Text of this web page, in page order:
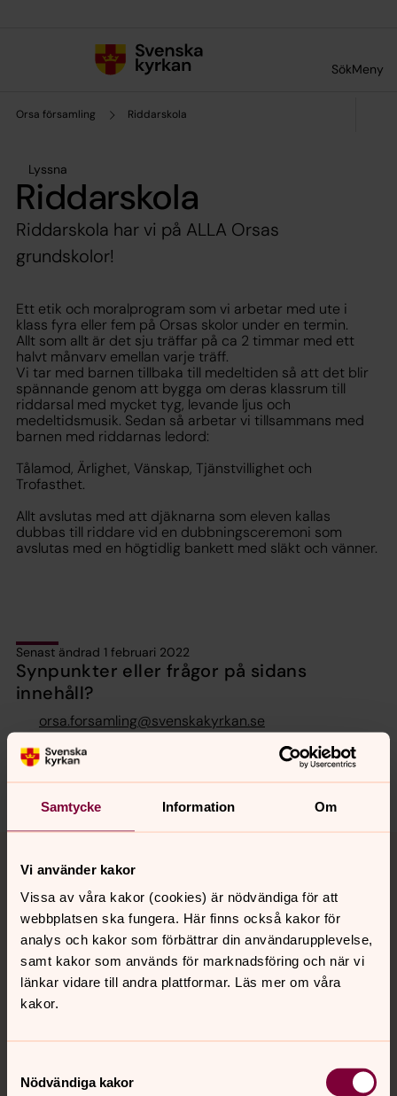
Samtycke Information Om
Vi använder kakor
Vissa av våra kakor (cookies) är nödvändiga för att
webbplatsen ska fungera. Här finns också kakor för
analys och kakor som förbättrar din användarupplevelse,
samt kakor som används för marknadsföring och när vi
länkar vidare till andra plattformar. Läs mer om våra
kakor.
Nödvändiga kakor
SökMeny
Orsa församling Riddarskola
Lyssna
Riddarskola
Riddarskola har vi på ALLA Orsas
grundskolor!
Ett etik och moralprogram som vi arbetar med ute i
klass fyra eller fem på Orsas skolor under en termin.
Allt som allt är det sju träffar på ca 2 timmar med ett
halvt månvarv emellan varje träff.
Vi tar med barnen tillbaka till medeltiden så att det blir
spännande genom att bygga om deras klassrum till
riddarsal med mycket tyg, levande ljus och
medeltidsmusik. Sedan så arbetar vi tillsammans med
barnen med riddarnas ledord:
Tålamod, Ärlighet, Vänskap, Tjänstvillighet och
Trofasthet.
Allt avslutas med att djäknarna som eleven kallas
dubbas till riddare vid en dubbningsceremoni som
avslutas med en högtidlig bankett med släkt och vänner.
Senast ändrad 1 februari 2022
Synpunkter eller frågor på sidans
innehåll?
orsa.forsamling@svenskakyrkan.se
Dela
Kontakt
Kalender